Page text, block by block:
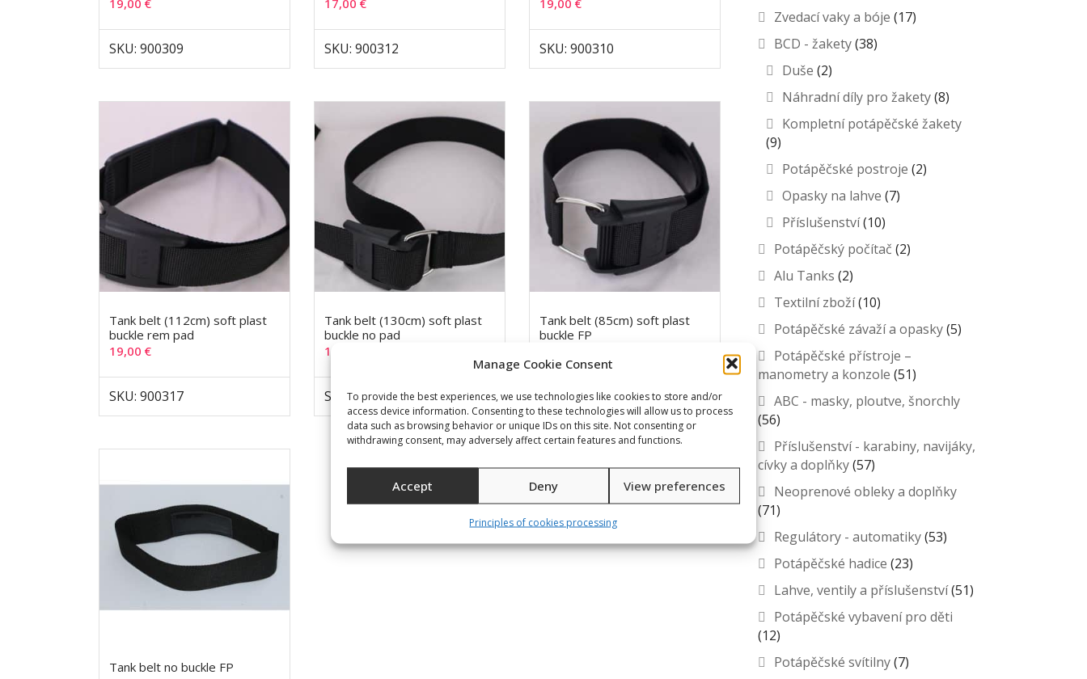
Manage Cookie Consent
To provide the best experiences, we use technologies like cookies to store and/or
access device information. Consenting to these technologies will allow us to process
data such as browsing behavior or unique IDs on this site. Not consenting or
withdrawing consent, may adversely affect certain features and functions.
Accept Deny View preferences
Principles of cookies processing
SKU: 900309 SKU: 900312 SKU: 900310
Tank belt (112cm) soft plast
buckle rem pad
19,00 €
SKU: 900317
Tank belt (130cm) soft plast
buckle no pad
14,00
SKU: 900311
Tank belt (85cm) soft plast
buckle FP
SKU: 900314
Tank belt no buckle FP
Zvedací vaky a bóje (17)
BCD - žakety(38)
Duše (2)
Náhradní díly pro žakety(8)
Kompletní potápěčské žakety
(9)
Potápěčské postroje (2)
Opasky na lahve (7)
Příslušenství(10)
Potápěčský počítač (2)
Alu Tanks (2)
Textilní zboží(10)
Potápěčské závaží a opasky(5)
Potápěčské přístroje –
manometry a konzole (51)
ABC - masky, ploutve, šnorchly
(56)
Příslušenství - karabiny, navijáky,
cívky a doplňky(57)
Neoprenové obleky a doplňky
(71)
Regulátory - automatiky(53)
Potápěčské hadice (23)
Lahve, ventily a příslušenství(51)
Potápěčské vybavení pro děti
(12)
Potápěčské svítilny(7)